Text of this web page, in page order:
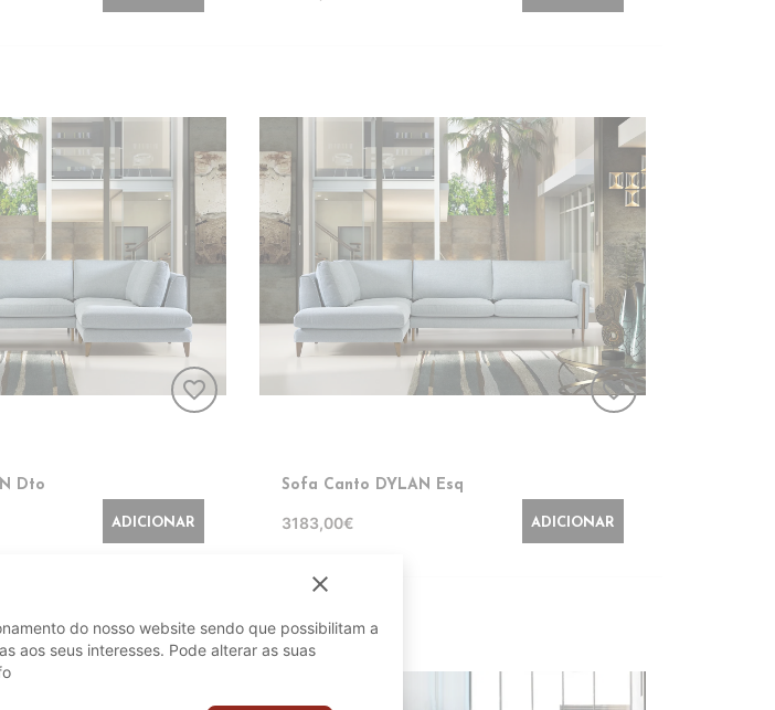
favorite_border
Dto
ADICIONAR
favorite_border
Sofa Canto DYLAN Esq
3183,00€ ADICIONAR
close
do nosso website sendo que possibilitam a
aos seus interesses. Pode alterar as suas